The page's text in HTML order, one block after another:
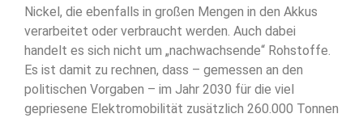
Nickel, die ebenfalls in großen Mengen in den Akkus
verarbeitet oder verbraucht werden. Auch dabei
handelt es sich nicht um „nachwachsende“ Rohstoffe.
Es ist damit zu rechnen, dass – gemessen an den
politischen Vorgaben – im Jahr 2030 für die viel
gepriesene Elektromobilität zusätzlich 260.000 Tonnen